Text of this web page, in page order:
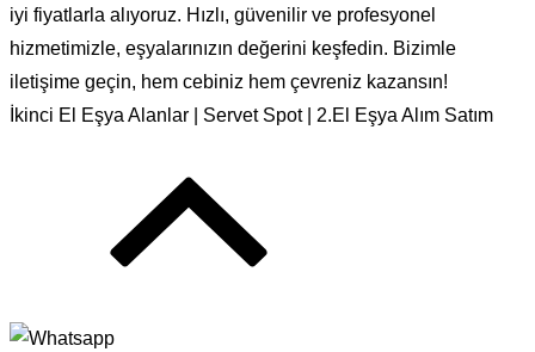
iyi fiyatlarla alıyoruz. Hızlı, güvenilir ve profesyonel
hizmetimizle, eşyalarınızın değerini keşfedin. Bizimle
iletişime geçin, hem cebiniz hem çevreniz kazansın!
İkinci El Eşya Alanlar | Servet Spot | 2.El Eşya Alım Satım